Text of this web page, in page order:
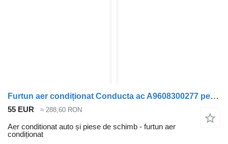
Furtun aer condiționat Conducta ac A9608300277 pentru cap tractor Mercedes-Benz ACTROS MP4
55 EUR ≈ 288,60 RON
Aer conditionat auto și piese de schimb - furtun aer
condiționat